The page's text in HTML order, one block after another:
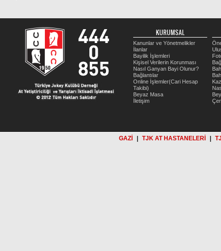
KURUMSAL
Kanunlar ve Yönetmelikler
İlanlar
Bayilik İşlemleri
Kişisel Verilerin Korunması
Nasıl Ganyan Bayi Olunur?
Bağlantılar
Online İşlemler(Cari Hesap
Takibi)
Beyaz Masa
İletişim
GAZİ TJK AT HASTANELERİ